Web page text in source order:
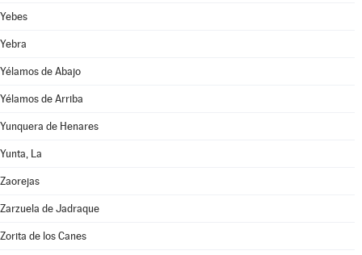
Yebes
Yebra
Yélamos de Abajo
Yélamos de Arriba
Yunquera de Henares
Yunta, La
Zaorejas
Zarzuela de Jadraque
Zorita de los Canes